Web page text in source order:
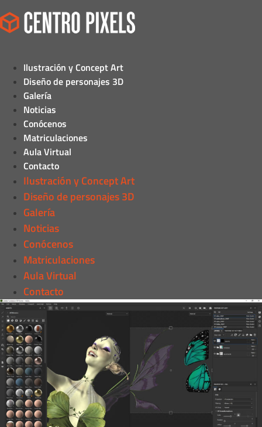
Ilustración y Concept Art
Diseño de personajes 3D
Galería
Noticias
Conócenos
Matriculaciones
Aula Virtual
Contacto
Ilustración y Concept Art
Diseño de personajes 3D
Galería
Noticias
Conócenos
Matriculaciones
Aula Virtual
Contacto